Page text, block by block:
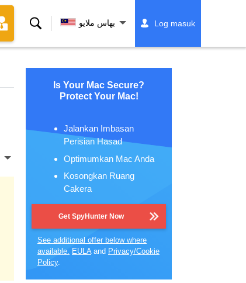
Cari بهاس ملايو Log masuk
Is Your Mac Secure?
Protect Your Mac!
Jalankan Imbasan
Perisian Hasad
Optimumkan Mac Anda
Kosongkan Ruang
Cakera
Get SpyHunter Now
See additional offer below where
available. EULAand Privacy/Cookie
Policy.